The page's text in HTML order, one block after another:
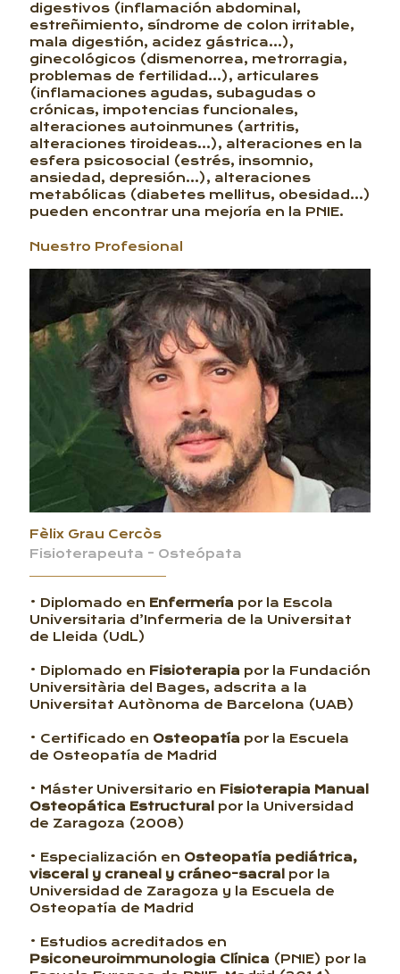
digestivos (inflamación abdominal,
estreñimiento, síndrome de colon irritable,
mala digestión, acidez gástrica…),
ginecológicos (dismenorrea, metrorragia,
problemas de fertilidad…), articulares
(inflamaciones agudas, subagudas o
crónicas, impotencias funcionales,
alteraciones autoinmunes (artritis,
alteraciones tiroideas…), alteraciones en la
esfera psicosocial (estrés, insomnio,
ansiedad, depresión…), alteraciones
metabólicas (diabetes mellitus, obesidad…)
pueden encontrar una mejoría en la PNIE.
Nuestro Profesional
Fèlix Grau Cercòs
Fisioterapeuta - Osteópata
• Diplomado en Enfermería por la Escola
Universitaria d’Infermeria de la Universitat
de Lleida (UdL)
• Diplomado en Fisioterapia por la Fundación
Universitària del Bages, adscrita a la
Universitat Autònoma de Barcelona (UAB)
• Certificado en Osteopatía por la Escuela
de Osteopatía de Madrid
• Máster Universitario en Fisioterapia Manual
Osteopática Estructural por la Universidad
de Zaragoza (2008)
• Especialización en Osteopatía pediátrica,
visceral y craneal y cráneo-sacral por la
Universidad de Zaragoza y la Escuela de
Osteopatía de Madrid
• Estudios acreditados en
Psiconeuroimmunologia Clínica (PNIE) por la